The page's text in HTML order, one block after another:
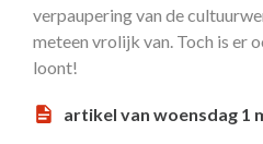
verpaupering van de
meteen vrolijk van. Toch is er
loont!
artikel van woensdag 1